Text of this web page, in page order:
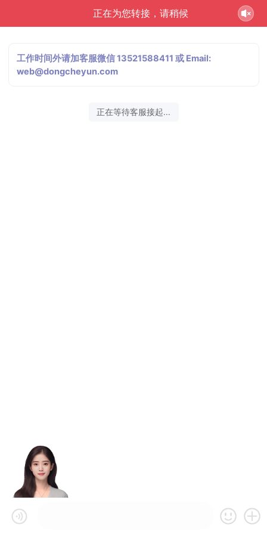
正在为您转接，请稍候
工作时间外请加客服微信 13521588411 或 Email:
web@dongcheyun.com
正在等待客服接起...